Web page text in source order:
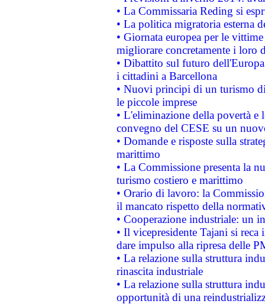
• La Commissaria Reding si
• La politica migratoria esterna
• Giornata europea per le
migliorare concretamente i loro
• Dibattito sul futuro
i cittadini a Barcellona
• Nuovi principi di un turismo
le piccole imprese
• L'eliminazione della povertà
convegno del CESE su un
• Domande e risposte sulla
marittimo
• La Commissione presenta la
turismo costiero e marittimo
• Orario di lavoro: la
il mancato rispetto della
• Cooperazione industriale: un
• Il vicepresidente Tajani si
dare impulso alla ripresa delle
• La relazione sulla struttura
rinascita industriale
• La relazione sulla struttura
opportunità di una